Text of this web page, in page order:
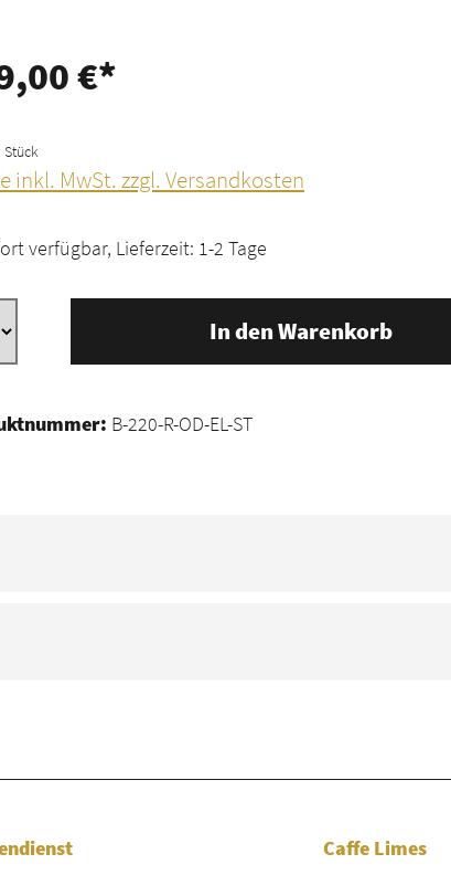
€*
Stück
inkl. MwSt. zzgl. Versandkosten
verfügbar, Lieferzeit: 1-2 Tage
In den Warenkorb
B-220-R-OD-EL-ST
Caffe Limes